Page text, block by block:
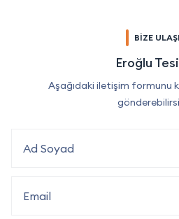
BİZE
Eroğlu
Aşağıdaki iletişim formunu